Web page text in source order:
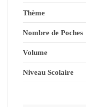
Thème
Nombre de Poches
Volume
Niveau Scolaire